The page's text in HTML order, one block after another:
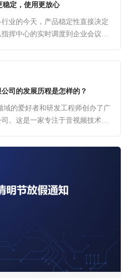
定，使用更放心
业的今天，产品稳定性直接决定
挥中心的实时调度到企业会议的
频处理器五大核心产品，均通过
筑牢产品根基···
司的发展历程是怎样的？
域的爱好者和研发工程师创办了广
。这是一家专注于音视频技术的
器品牌、卓越分布式节点品牌、